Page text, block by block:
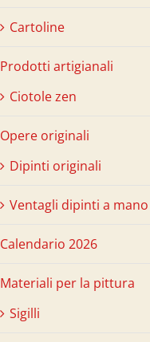
Cartoline
Prodotti artigianali
Ciotole zen
Opere originali
Dipinti originali
Ventagli dipinti a mano
Calendario 2026
Materiali per la pittura
Sigilli